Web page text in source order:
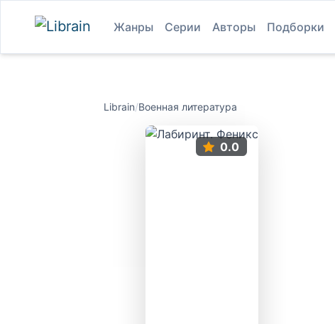
Жанры Серии Авторы Подборки
Librain/Военная литература
0.0